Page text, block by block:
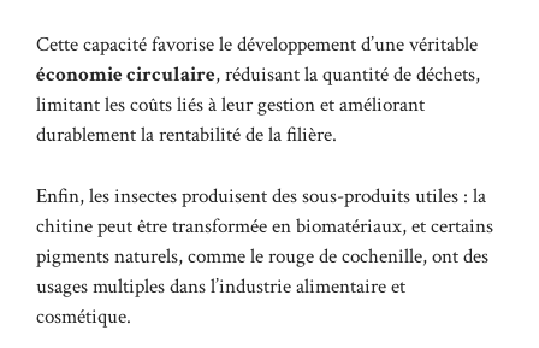
Cette capacité favorise le développement d’une véritable
économie circulaire, réduisant la quantité de déchets,
limitant les coûts liés à leur gestion et améliorant
durablement la rentabilité de la filière.
Enfin, les insectes produisent des sous-produits utiles : la
chitine peut être transformée en biomatériaux, et certains
pigments naturels, comme le rouge de cochenille, ont des
usages multiples dans l’industrie alimentaire et
cosmétique.